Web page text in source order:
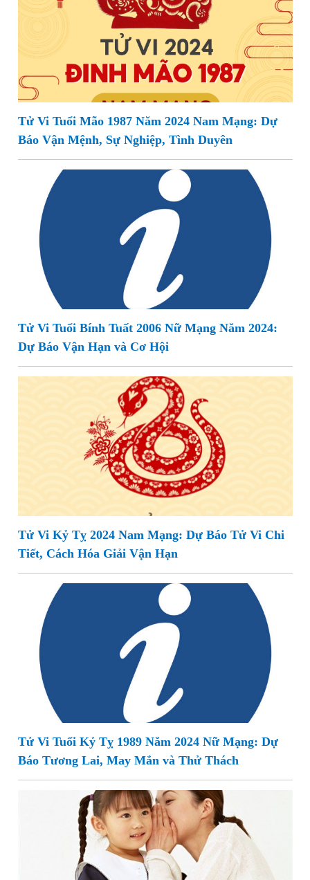
Tử Vi Tuổi Mão 1987 Năm 2024 Nam Mạng: Dự
Báo Vận Mệnh, Sự Nghiệp, Tình Duyên
Tử Vi Tuổi Bính Tuất 2006 Nữ Mạng Năm 2024:
Dự Báo Vận Hạn và Cơ Hội
Tử Vi Kỷ Tỵ 2024 Nam Mạng: Dự Báo Tử Vi Chi
Tiết, Cách Hóa Giải Vận Hạn
Tử Vi Tuổi Kỷ Tỵ 1989 Năm 2024 Nữ Mạng: Dự
Báo Tương Lai, May Mắn và Thử Thách